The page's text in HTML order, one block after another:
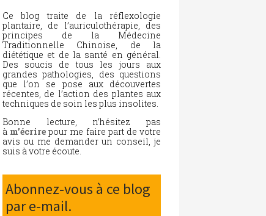
Ce blog traite de la réflexologie
plantaire, de l’auriculothérapie, des
principes de la Médecine
Traditionnelle Chinoise, de la
diététique et de la santé en général.
Des soucis de tous les jours aux
grandes pathologies, des questions
que l’on se pose aux découvertes
récentes, de l’action des plantes aux
techniques de soin les plus insolites.
Bonne lecture, n’hésitez pas
à m’écrire pour me faire part de votre
avis ou me demander un conseil, je
suis à votre écoute.
Abonnez-vous à ce blog
par e-mail.